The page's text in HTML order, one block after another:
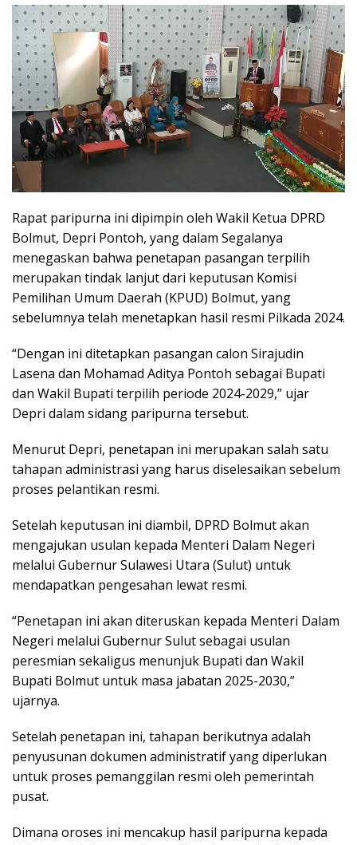
Rapat paripurna ini dipimpin oleh Wakil Ketua DPRD
Bolmut, Depri Pontoh, yang dalam Segalanya
menegaskan bahwa penetapan pasangan terpilih
merupakan tindak lanjut dari keputusan Komisi
Pemilihan Umum Daerah (KPUD) Bolmut, yang
sebelumnya telah menetapkan hasil resmi Pilkada 2024.
“Dengan ini ditetapkan pasangan calon Sirajudin
Lasena dan Mohamad Aditya Pontoh sebagai Bupati
dan Wakil Bupati terpilih periode 2024-2029,” ujar
Depri dalam sidang paripurna tersebut.
Menurut Depri, penetapan ini merupakan salah satu
tahapan administrasi yang harus diselesaikan sebelum
proses pelantikan resmi.
Setelah keputusan ini diambil, DPRD Bolmut akan
mengajukan usulan kepada Menteri Dalam Negeri
melalui Gubernur Sulawesi Utara (Sulut) untuk
mendapatkan pengesahan lewat resmi.
“Penetapan ini akan diteruskan kepada Menteri Dalam
Negeri melalui Gubernur Sulut sebagai usulan
peresmian sekaligus menunjuk Bupati dan Wakil
Bupati Bolmut untuk masa jabatan 2025-2030,”
ujarnya.
Setelah penetapan ini, tahapan berikutnya adalah
penyusunan dokumen administratif yang diperlukan
untuk proses pemanggilan resmi oleh pemerintah
pusat.
Dimana oroses ini mencakup hasil paripurna kepada